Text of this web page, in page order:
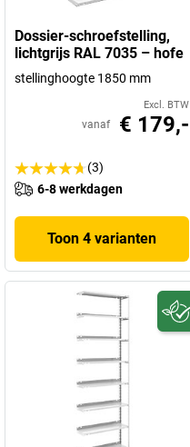
Dossier-schroefstelling,
lichtgrijs RAL 7035 – hofe
stellinghoogte 1850 mm
Excl. BTW
vanaf € 179,-
(3)
6-8 werkdagen
Toon 4 varianten